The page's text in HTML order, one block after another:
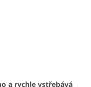
a rychle vstřebává